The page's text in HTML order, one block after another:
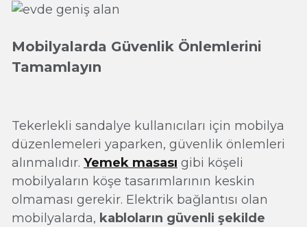
Mobilyalarda Güvenlik Önlemlerini
Tamamlayın
Tekerlekli sandalye kullanıcıları için mobilya
düzenlemeleri yaparken, güvenlik önlemleri
alınmalıdır. Yemek masası gibi köşeli
mobilyaların köşe tasarımlarının keskin
olmaması gerekir. Elektrik bağlantısı olan
mobilyalarda, kabloların güvenli şekilde